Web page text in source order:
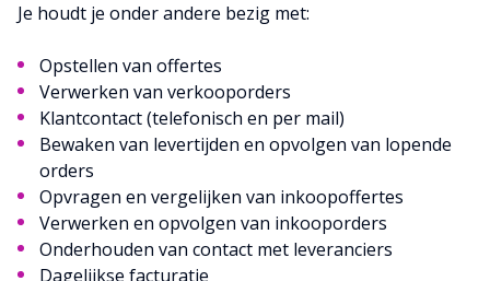
Je houdt je onder andere bezig met:
Opstellen van offertes
Verwerken van verkooporders
Klantcontact (telefonisch en per mail)
Bewaken van levertijden en opvolgen van lopende
orders
Opvragen en vergelijken van inkoopoffertes
Verwerken en opvolgen van inkooporders
Onderhouden van contact met leveranciers
Dagelijkse facturatie